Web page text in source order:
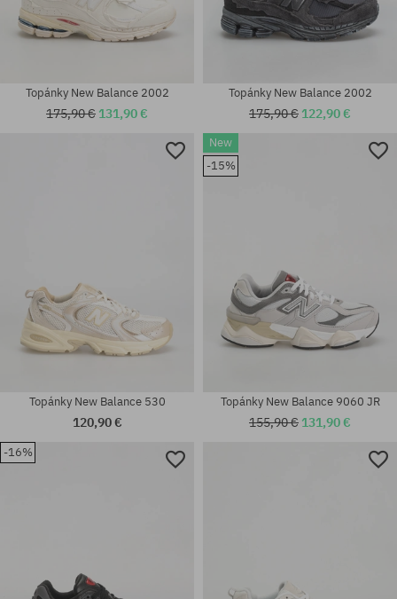
Dostupné veľkosti:
Dostupné veľkosti:
Topánky New Balance 2002
175,90 € 131,90 €
Topánky New Balance 2002
175,90 € 122,90 €
Topánky New Balance 530
120,90 €
New
-15%
Topánky New Balance 9060 JR
155,90 € 131,90 €
-16%